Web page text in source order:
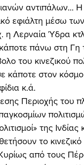
αντιπάλων...
εφιάλτη μέσω
η Λερναία Ύδρα
πάνω στη Γη
του κινεζικού
κάποτε στον
κ.ά.
της
το
από τους